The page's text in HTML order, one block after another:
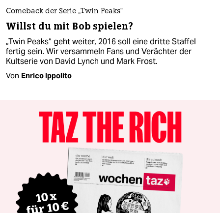
Comeback der Serie „Twin Peaks“
Willst du mit Bob spielen?
„Twin Peaks“ geht weiter, 2016 soll eine dritte Staffel
fertig sein. Wir versammeln Fans und Verächter der
Kultserie von David Lynch und Mark Frost.
Von Enrico Ippolito